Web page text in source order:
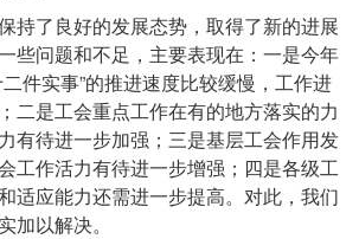
持了良好的发展态势，取得了新的进展
些问题和不足，主要表现在：一是今年
件实事”的推进速度比较缓慢，工作进
二是工会重点工作在有的地方落实的力
有待进一步加强；三是基层工会作用发
工作活力有待进一步增强；四是各级工
适应能力还需进一步提高。对此，我们
加以解决。